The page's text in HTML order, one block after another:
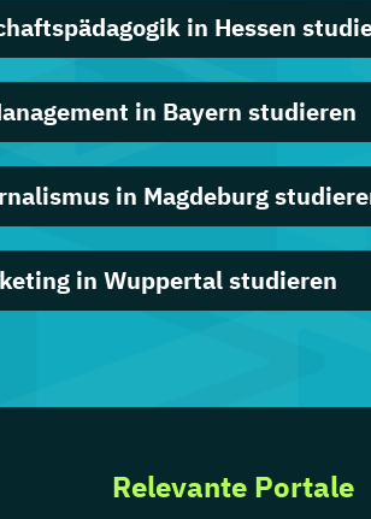
in Hessen
in Bayern studieren
in Magdeburg
in Wuppertal studieren
Relevante Portale